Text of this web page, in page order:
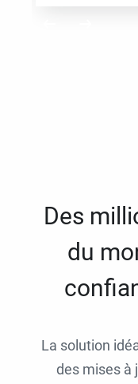
Des
du
La solution
des mises à